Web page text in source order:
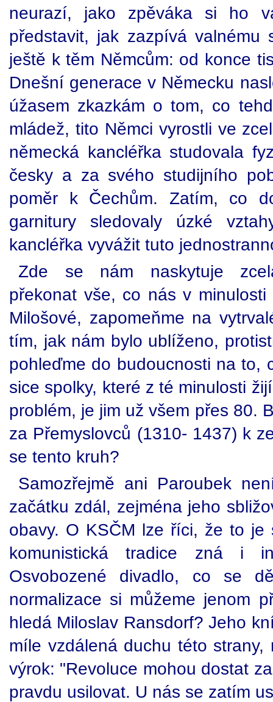
neurazí, jako zpěváka si ho
představit, jak zazpívá valnému
ještě k těm Němcům: od konce
Dnešní generace v Německu
úžasem zkazkám o tom, co
mládež, tito Němci vyrostli ve
německá kancléřka studovala
česky a za svého studijního
poměr k Čechům. Zatím, co
garnitury sledovaly úzké
kancléřka vyvážit tuto
Zde se nám naskytuje
překonat vše, co nás v
Milošové, zapomeňme na
tím, jak nám bylo ublíženo,
pohleďme do budoucnosti na to,
sice spolky, které z té minulosti
problém, je jim už všem přes 80.
za Přemyslovců (1310- 1437) k
se tento kruh?
Samozřejmě ani Paroubek
začátku zdál, zejména jeho
obavy. O KSČM lze říci, že to
komunistická tradice zná i
Osvobozené divadlo, co se
normalizace si můžeme jenom
hledá Miloslav Ransdorf? Jeho
míle vzdálená duchu této
výrok: "Revoluce mohou dostat
pravdu usilovat. U nás se zatím